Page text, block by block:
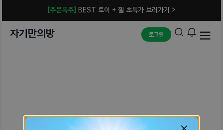
[주문폭주] BEST 토이 + 젤 초특가 보러가기 >
자기만의방 로그인